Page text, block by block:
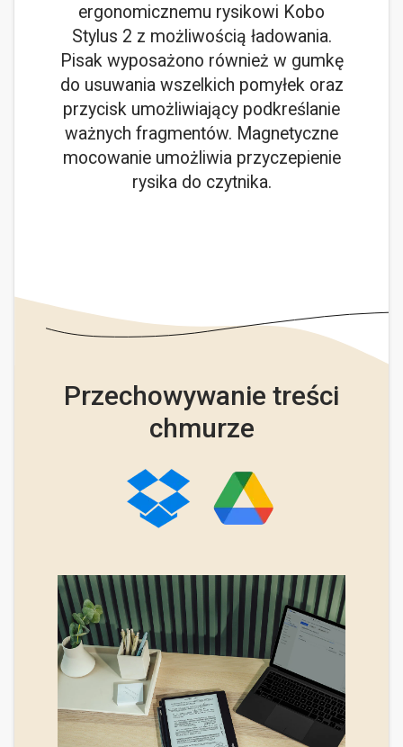
ergonomicznemu rysikowi Kobo
Stylus 2 z możliwością ładowania.
Pisak wyposażono również w gumkę
do usuwania wszelkich pomyłek oraz
przycisk umożliwiający podkreślanie
ważnych fragmentów. Magnetyczne
mocowanie umożliwia przyczepienie
rysika do czytnika.
Przechowywanie treści
chmurze